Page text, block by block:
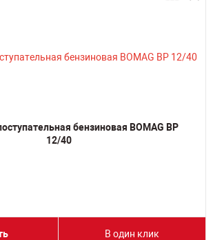
бензиновая BOMAG BP
12/40
В один клик